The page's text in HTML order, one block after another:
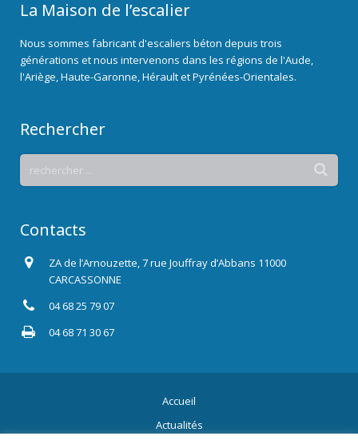
La Maison de l’escalier
Nous sommes fabricant d'escaliers béton depuis trois
générations et nous intervenons dans les régions de l'Aude,
l'Ariège, Haute-Garonne, Hérault et Pyrénées-Orientales.
Rechercher
Contacts
ZA de l’Arnouzette, 7 rue Jouffray d’Abbans 11000
CARCASSONNE
04 68 25 79 07
04 68 71 30 67
Accueil
Actualités